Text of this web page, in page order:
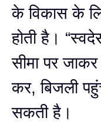
के विकास के
होती है।
सीमा पर जाकर
कर, बिजली
सकती है।